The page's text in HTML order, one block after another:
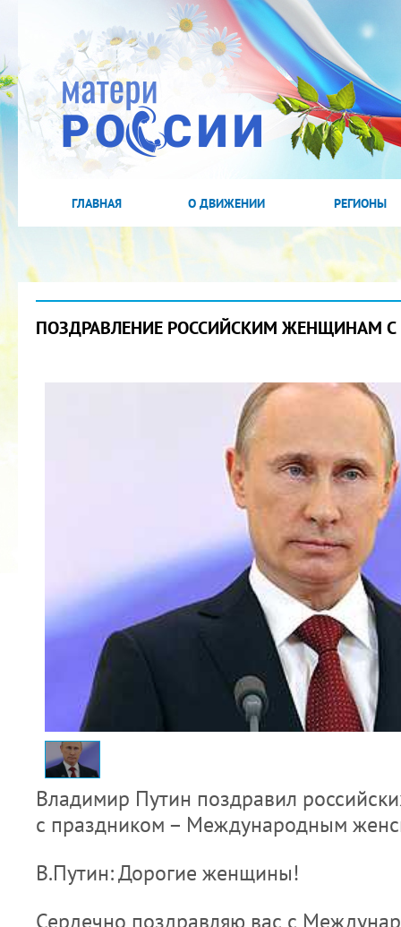
ГЛАВНАЯ О ДВИЖЕНИИ РЕГИОНЫ
ПОЗДРАВЛЕНИЕ РОССИЙСКИМ ЖЕНЩИНАМ С
Владимир Путин поздравил
с праздником – Международным
В.Путин: Дорогие женщины!
Сердечно поздравляю вас с
2022 ГОД ПРОВОЗГЛАШЕН ГОДОМ
МАТЕРИ В ЯКУТИИ
19.12.2021